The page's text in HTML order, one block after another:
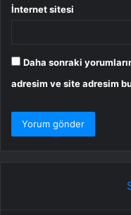
İnternet sitesi
Daha sonraki
adresim ve site adresim